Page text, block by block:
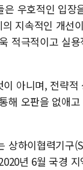
우호적인 입장
지속적인 개선
적극적이고 실
아니며, 전략
해 오판을 없애
하이협력기구
년 6월 국경